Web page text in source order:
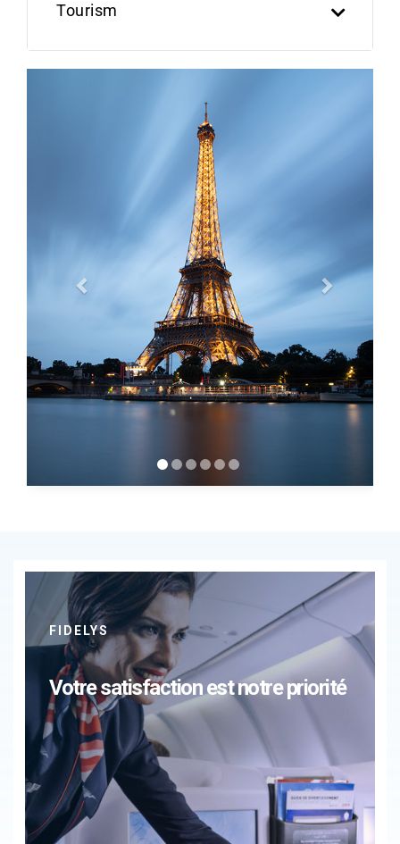
Tourism
FIDELYS
Votre satisfaction est notre priorité